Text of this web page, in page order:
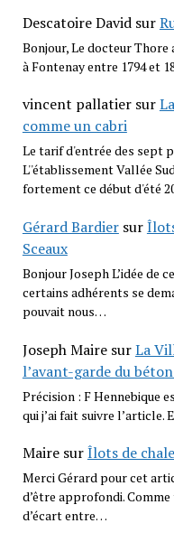
Descatoire Davidsur
Bonjour, Le docteur Thore
à Fontenay entre 1794 et
vincent pallatiersur
comme un cabri
Le tarif d'entrée des sept
L''établissement Vallée
fortement ce début d'été
Gérard Bardiersur
Sceaux
Bonjour Joseph L’idée de
certains adhérents se
pouvait nous…
Joseph MairesurLa
l’avant-garde du
Précision : F Hennebique
qui j’ai fait suivre l’article.
MairesurÎlots de
Merci Gérard pour cet
d’être approfondi.
d’écart entre…